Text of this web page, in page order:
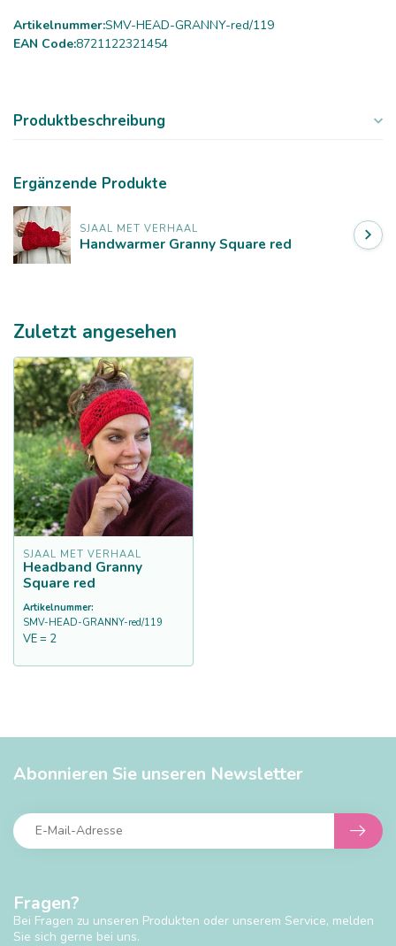
Artikelnummer:SMV-HEAD-GRANNY-red/119
EAN Code:8721122321454
Produktbeschreibung
Ergänzende Produkte
SJAAL MET VERHAAL
Handwarmer Granny Square red
Zuletzt angesehen
SJAAL MET VERHAAL
Headband Granny
Square red
Artikelnummer:
SMV-HEAD-GRANNY-red/119
VE = 2
Fragen?
Bei Fragen zu unseren Produkten oder unserem Service, melden
Sie sich gerne bei uns.
Abonnieren Sie unseren Newsletter